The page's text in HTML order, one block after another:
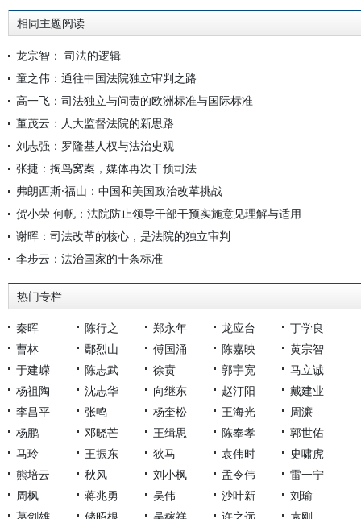
相同主题阅读
龙宗智： 司法的逻辑
童之伟：通往中国法院独立审判之路
高一飞：司法独立与问责的欧洲标准与国际标准
董茂云：人大监督法院的新思路
刘志强：罗隆基人权与法治史观
张捷：掏鸟窝案，媒体再次干预司法
弗朗西斯·福山：中国和美国政治改革挑战
贺小荣 何帆：法院防止领导干部干预实施意见理解与适用
谢晖：司法改革的核心，是法院的独立审判
李步云：法治国家的十条标准
热门专栏
秦晖 陈行之 郑永年 龙应台
丁学良
曹林
鄢烈山 傅国涌 陈嘉映
黄宗智
于建嵘
陈志武 徐贲 郭宇宽
马立诚
杨祖陶
沈志华 向继东 赵汀阳
戴建业
李昌平
张鸣 杨奎松 王海光
周濂
杨鹏
邓晓芒 王缉思 陈奉孝
郭世佑
马玲
王振东 狄马 袁伟时
史啸虎
熊培云
秋风 刘小枫 孟令伟
雷一宁
周枫
蒋兆勇 吴伟 沙叶新
刘瑜